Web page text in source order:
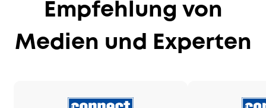
Empfehlung von
Medien und Experten